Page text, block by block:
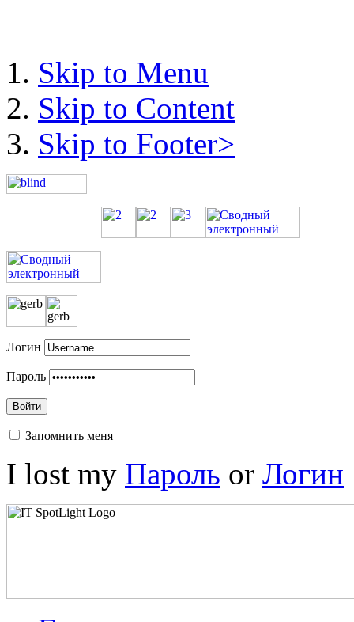
Skip to Menu
Skip to Content
Skip to Footer>
Логин
Пароль
Войти
Запомнить меня
I lost my Пароль or Логин